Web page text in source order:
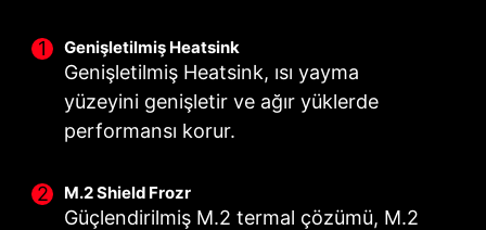
Genişletilmiş Heatsink
Genişletilmiş Heatsink, ısı yayma
yüzeyini genişletir ve ağır yüklerde
performansı korur.
M.2 Shield Frozr
Güçlendirilmiş M.2 termal çözümü, M.2